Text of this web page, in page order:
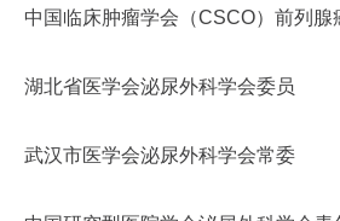
中国临床肿瘤学会（CSCO）前列腺
湖北省医学会泌尿外科学会委员
武汉市医学会泌尿外科学会常委